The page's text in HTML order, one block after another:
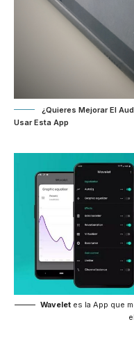
¿Quieres Mejorar El
Usar Esta App
Waveletes la App que